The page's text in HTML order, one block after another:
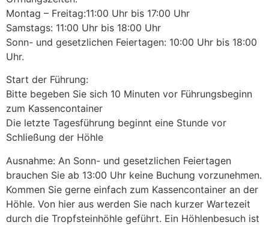
Montag – Freitag:11:00 Uhr bis 17:00 Uhr
Samstags: 11:00 Uhr bis 18:00 Uhr
Sonn- und gesetzlichen Feiertagen: 10:00 Uhr bis 18:00
Uhr.
Start der Führung:
Bitte begeben Sie sich 10 Minuten vor Führungsbeginn
zum Kassencontainer
Die letzte Tagesführung beginnt eine Stunde vor
Schließung der Höhle
Ausnahme: An Sonn- und gesetzlichen Feiertagen
brauchen Sie ab 13:00 Uhr keine Buchung vorzunehmen.
Kommen Sie gerne einfach zum Kassencontainer an der
Höhle. Von hier aus werden Sie nach kurzer Wartezeit
durch die Tropfsteinhöhle geführt. Ein Höhlenbesuch ist